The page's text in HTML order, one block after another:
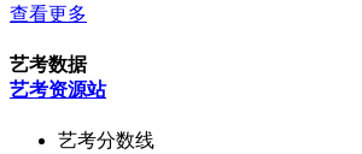
查看更多
艺考数据
艺考资源站
艺考分数线